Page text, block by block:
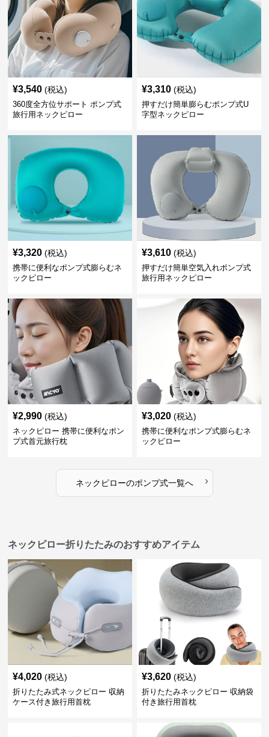
¥3,540 (税込)
360度全方位サポート ポンプ式
旅行用ネックピロー
¥3,310 (税込)
押すだけ簡単膨らむポンプ式U
字型ネックピロー
¥3,320 (税込)
携帯に便利なポンプ式膨らむネ
ックピロー
¥3,610 (税込)
押すだけ簡単空気入れポンプ式
旅行用ネックピロー
¥2,990 (税込)
ネックピロー 携帯に便利なポン
プ式首元旅行枕
¥3,020 (税込)
携帯に便利なポンプ式膨らむネ
ックピロー
ネックピローのポンプ式一覧へ ›
ネックピロー折りたたみのおすすめアイテム
¥4,020 (税込)
折りたたみ式ネックピロー 収納
ケース付き旅行用首枕
¥3,620 (税込)
折りたたみネックピロー 収納袋
付き旅行用首枕